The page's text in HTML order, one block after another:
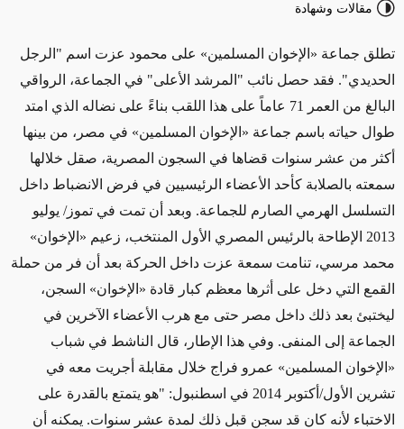
مقالات وشهادة
تطلق جماعة «الإخوان المسلمين» على محمود عزت اسم "الرجل
الحديدي". فقد حصل نائب "المرشد الأعلى" في الجماعة، الرواقي
البالغ من العمر 71 عاماً على هذا اللقب بناءً على نضاله الذي امتد
طوال حياته باسم جماعة «الإخوان المسلمين» في مصر، من بينها
أكثر من عشر سنوات قضاها في السجون المصرية، صقل خلالها
سمعته بالصلابة كأحد الأعضاء الرئيسيين في فرض الانضباط داخل
التسلسل الهرمي الصارم للجماعة. وبعد أن تمت في تموز/ يوليو
2013 الإطاحة بالرئيس المصري الأول المنتخب، زعيم «الإخوان»
محمد مرسي، تنامت سمعة عزت داخل الحركة بعد أن فر من حملة
القمع التي دخل على أثرها معظم كبار قادة «الإخوان» السجن،
ليختبئ بعد ذلك داخل مصر حتى مع هرب الأعضاء الآخرين في
الجماعة إلى المنفى. وفي هذا الإطار، قال الناشط في شباب
«الإخوان المسلمين» عمرو فراج خلال مقابلة أجريت معه في
تشرين الأول/أكتوبر 2014 في اسطنبول: "هو يتمتع بالقدرة على
الاختباء لأنه كان قد سجن قبل ذلك لمدة عشر سنوات. يمكنه أن